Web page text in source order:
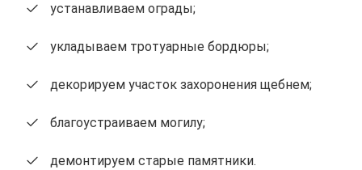
устанавливаем ограды;
укладываем тротуарные бордюры;
декорируем участок захоронения щебнем;
благоустраиваем могилу;
демонтируем старые памятники.